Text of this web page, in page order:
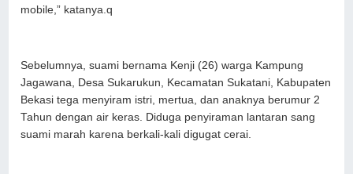
mobile,” katanya.q
Sebelumnya, suami bernama Kenji (26) warga Kampung
Jagawana, Desa Sukarukun, Kecamatan Sukatani, Kabupaten
Bekasi tega menyiram istri, mertua, dan anaknya berumur 2
Tahun dengan air keras. Diduga penyiraman lantaran sang
suami marah karena berkali-kali digugat cerai.